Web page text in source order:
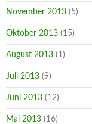
November 2013 (5)
Oktober 2013 (15)
August 2013 (1)
Juli 2013 (9)
Juni 2013 (12)
Mai 2013 (16)